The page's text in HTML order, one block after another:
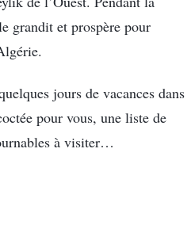
grandit et prospère pour
jours de vacances dans
pour vous, une liste de
à visiter…